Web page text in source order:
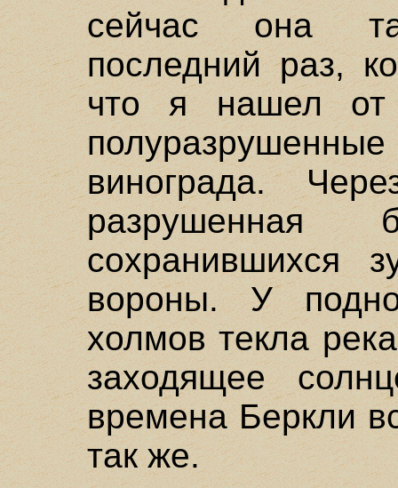
сейчас она
последний раз,
что я нашел
винограда.
сохранившихся
вороны. У
холмов текла
заходящее
времена Беркли
так же.